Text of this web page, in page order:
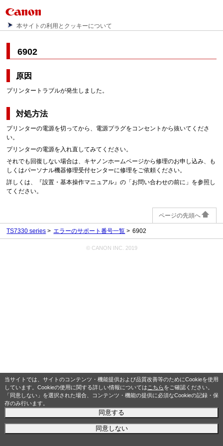
当サイトでは、サイトのコンテンツ・機能提供および品質改善等のためにCookieを使用
しています。Cookieの使用に関する詳しい情報については こちらをご確認ください。
「同意しない」を選択された場合、コンテンツ・機能の提供に必須なCookieの記録・保
存のみ行います。
同意する
同意しない
本サイトの利用とクッキーについて
6902
原因
プリンタートラブルが発生しました。
対処方法
プリンターの電源を切ってから、電源プラグをコンセントから抜いてくださ
い。
プリンターの電源を入れ直してみてください。
それでも回復しない場合は、キヤノンホームページから修理のお申し込み、も
しくはパーソナル機器修理受付センターに修理をご依頼ください。
詳しくは、『設置・基本操作マニュアル 』の「お問い合わせの前に」を参照し
てください。
ページの先頭へ
TS7330 series エラーのサポート番号一覧 6902
© CANON INC. 2019